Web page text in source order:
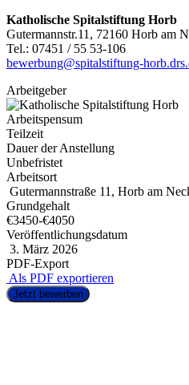
Katholische Spitalstiftung Horb
Gutermannstr.11, 72160 Horb am
Tel.: 07451 / 55 53-106
bewerbung@spitalstiftung-
Arbeitgeber
Arbeitspensum
Teilzeit
Dauer der Anstellung
Unbefristet
Arbeitsort
Gutermannstraße 11, Horb am
Grundgehalt
€3450-€4050
Veröffentlichungsdatum
3. März 2026
PDF-Export
Als PDF exportieren
Jetzt bewerben